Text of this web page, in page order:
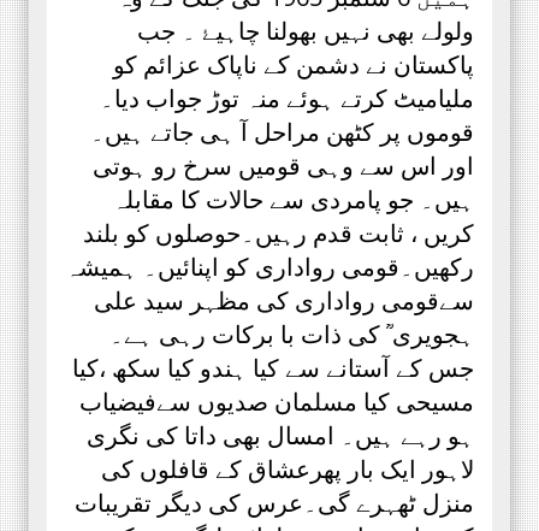
ولولے بھی نہیں بھولنا چاہیۓ ۔ جب
پاکستان نے دشمن کے ناپاک عزائم کو
ملیامیٹ کرتے ہوئے منہ توڑ جواب دیا۔
قوموں پر کٹھن مراحل آ ہی جاتے ہیں۔
اور اس سے وہی قومیں سرخ رو ہوتی
ہیں۔ جو پامردی سے حالات کا مقابلہ
کریں ، ثابت قدم رہیں۔حوصلوں کو بلند
رکھیں۔قومی رواداری کو اپنائیں۔ ہمیشہ
سےقومی رواداری کی مظہر سید علی
ہجویری ؒ کی ذات با برکات رہی ہے۔
جس کے آستانے سے کیا ہندو کیا سکھ ،کیا
مسیحی کیا مسلمان صدیوں سےفیضیاب
ہو رہے ہیں۔ امسال بھی داتا کی نگری
لاہور ایک بار پھرعشاق کے قافلوں کی
منزل ٹھہرے گی۔عرس کی دیگر تقریبات